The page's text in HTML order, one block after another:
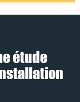
étude